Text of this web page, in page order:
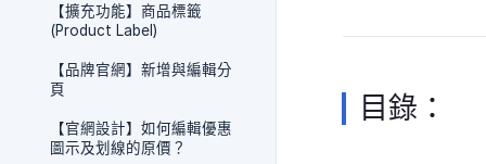
【擴充功能】商品標籤
(Product Label)
【品牌官網】新增與編輯分
頁
【官網設計】如何編輯優惠
圖示及划線的原價？
目錄：